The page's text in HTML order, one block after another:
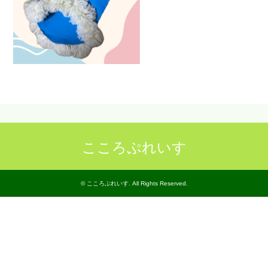
こころぷれいす
© こころぷれいす. All Rights Reserved.